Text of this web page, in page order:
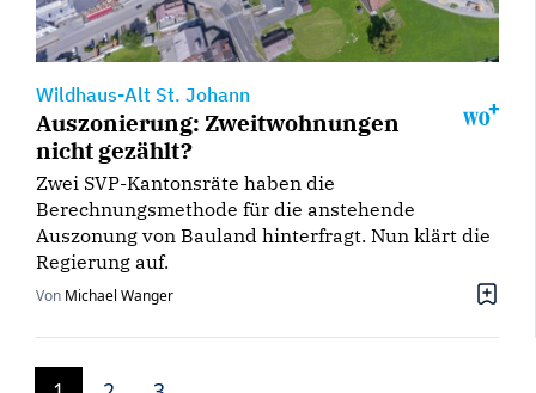
Wildhaus-Alt St. Johann
Auszonierung: Zweitwohnungen
nicht gezählt?
Zwei SVP-Kantonsräte haben die
Berechnungsmethode für die anstehende
Auszonung von Bauland hinterfragt. Nun klärt die
Regierung auf.
Von Michael Wanger